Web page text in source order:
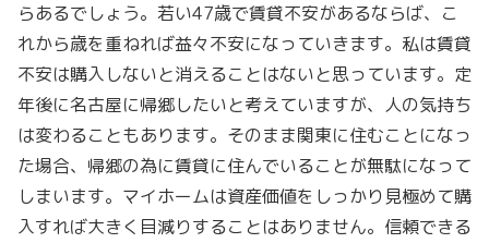
らあるでしょう。若い47歳で賃貸不安があるならば、こ
れから歳を重ねれば益々不安になっていきます。私は賃貸
不安は購入しないと消えることはないと思っています。定
年後に名古屋に帰郷したいと考えていますが、人の気持ち
は変わることもあります。そのまま関東に住むことになっ
た場合、帰郷の為に賃貸に住んでいることが無駄になって
しまいます。マイホームは資産価値をしっかり見極めて購
入すれば大きく目減りすることはありません。信頼できる